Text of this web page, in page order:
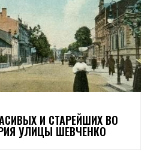
И СТАРЕЙШИХ ВО
УЛИЦЫ ШЕВЧЕНКО